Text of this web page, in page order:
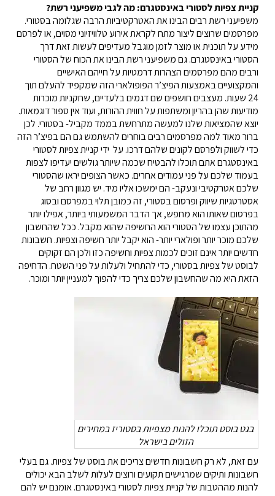
קניית צפיות לסטורי באינסטגרם: מה לגבי משפיעני רשת?
משפיעני רשת רבים הבינו את האטרקטיביות הרבה שגלומה בסטורי.
מפרסמים שרוצים ליצור מתח לקראת אירוע טלוויזיוני מסוים, או לפרסם
מידע על תוכנית או מוצר לזמן מוגבל מעדיפים לעשות זאת דרך
הסטורי באינסטגרם. גם משפיעני רשת הבינו את הכוח של הסטורי
ורבים מהם מפרסמים הצהרות דרמטיות על חייהם האישיים
והמקצועיים באמצעות הפיצ’ר הפופולארי הזה שמקפיד להעלם תוך
24 שעות. מעצבים חושפים שם דגמים בלעדיים, שחקניות מוכרות
מודיעות שהן בהריון ומשתפות על חווית ההורות, ועוד אין ספור דוגמאות.
יוצא שהמציאות שלנו למעשה מתרחשת בממד מקביל- בסטורי. לכן
ברור מאוד למה מפרסמים רבים בוחרים להשתמש גם הם בפיצ’ר הזה
כדי לשווק ולפרסם לקונים שלהם דרכו. על ידי קניית צפיות לסטורי
באינסטגרם אתם תוכלו להבטיח שכמה שיותר גולשים יעדיפו לצפות
בעמוד שלכם על פני עמודים אחרים. כאשר הצופים יראו שהסטורי
שלכם אטרקטיבי ונעקב- הם ימשכו אליו מיד. יש מגוון רחב של
אסטרטגיות שיווק ופרסום בסטורי, זה כמובן תלוי במפרסם ובסוג
בפרסום שאותו הוא מחפש, אך הדבר המשמעותי ביותר, אפילו יותר
מהתוכן עצמו של הסטורי הוא החשיפה שהוא מקבל. ככל שהחשבון
שלכם מוכר יותר ופולארי יותר- הוא יקבל יותר חשיפה וצפיות. חשבונות
חדשים יותר אינם זוכים לכמות צפיות וחשיפה כזו ולכן הם זקוקים
לבוסט של צפיות בסטורי, כדי להתחיל ולעלות על פני השטח. הדחיפה
הזאת היא מה שהחשבון שלכם צריך כדי להפוך למעניין יותר ומוכר.
בגט בוסט תוכלו להנות מצפיות בסטוריז במחירים
הזולים בישראל
עם זאת, לא רק חשבונות חדשים צריכים את בוסט של צפיות. גם בעלי
חשבונות ותיקים שמרגישים תקועים ורוצים לעלות לשלב הבא יכולים
להנות מההטבות של קניית צפיות לסטורי באינסטגרם. אומנם יש להם